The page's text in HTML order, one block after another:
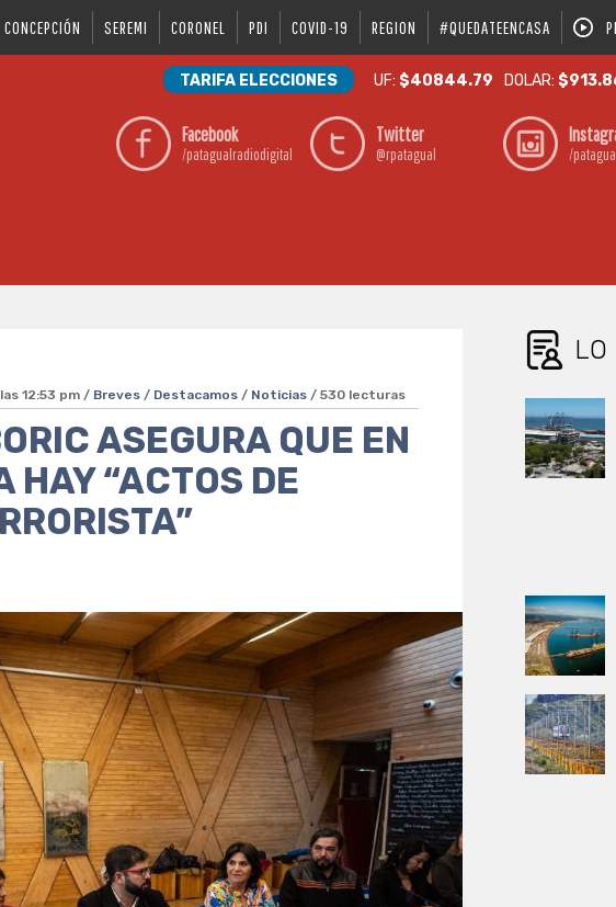
CONCEPCIÓN SEREMI CORONEL PDI COVID-19 REGION #QUEDATEENCASA
TARIFA ELECCIONES UF:$40844.79 DOLAR:
Facebook
/patagualradiodigital
Twitter
@rpatagual /
12:53 pm / Breves / Destacamos / Noticias / 530 lecturas
ASEGURA QUE EN
HAY “ACTOS DE
LO